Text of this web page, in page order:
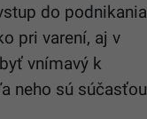
do podnikania
pri varení, aj v
vnímavý k
neho sú súčasťou